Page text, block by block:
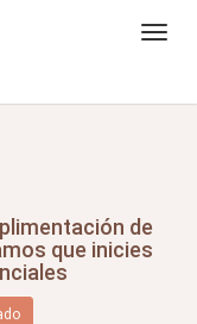
de
que inicies